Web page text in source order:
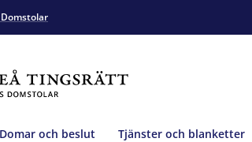
Domar och beslut Tjänster och blanketter